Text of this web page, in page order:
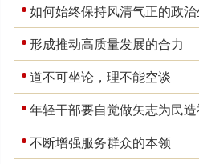
如何始终保持风清气正的政
形成推动高质量发展的合力
道不可坐论，理不能空谈
年轻干部要自觉做矢志为民
不断增强服务群众的本领